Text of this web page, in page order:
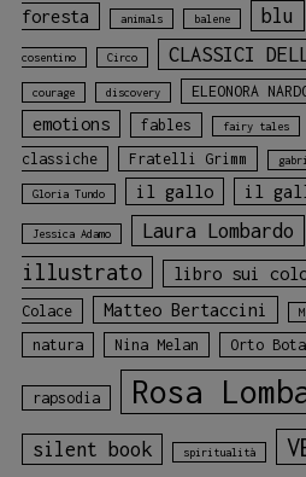
foresta animals balene blu
cosentino Circo CLASSICI
courage discovery ELEONORA
emotions
fables fairy tales
classiche
Fratelli Grimm
Gloria Tundo il gallo il
Jessica Adamo Laura Lombardo
illustrato
libro sui
Colace
Matteo Bertaccini
natura Nina Melan Orto
rapsodia Rosa
silent book spiritualità